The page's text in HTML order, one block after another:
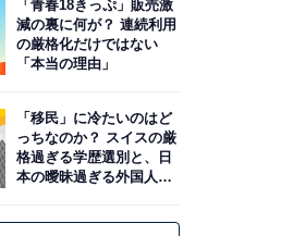
「青春18きっぷ」販売激
減の裏に何が？ 連続利用
の厳格化だけではない
「本当の理由」
「移民」に冷たいのはど
っちなのか？ スイスの厳
格過ぎる学歴選別と、日
本の曖昧過ぎる外国人政